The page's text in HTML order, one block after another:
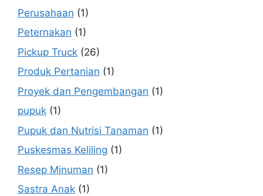
Perusahaan (1)
Peternakan (1)
Pickup Truck (26)
Produk Pertanian (1)
Proyek dan Pengembangan (1)
pupuk (1)
Pupuk dan Nutrisi Tanaman (1)
Puskesmas Keliling (1)
Resep Minuman (1)
Sastra Anak (1)